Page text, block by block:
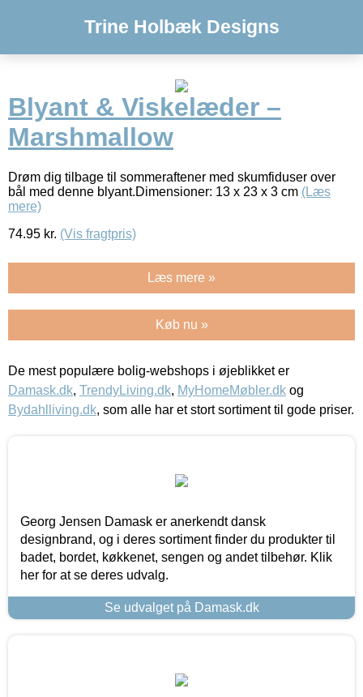
Trine Holbæk Designs
Blyant & Viskelæder –
Marshmallow
Drøm dig tilbage til sommeraftener med skumfiduser over
bål med denne blyant.Dimensioner: 13 x 23 x 3 cm (Læs
mere)
74.95 kr. (Vis fragtpris)
Læs mere »
Køb nu »
De mest populære bolig-webshops i øjeblikket er
Damask.dk, TrendyLiving.dk, MyHomeMøbler.dk og
Bydahlliving.dk, som alle har et stort sortiment til gode priser.
Georg Jensen Damask er anerkendt dansk
designbrand, og i deres sortiment finder du produkter til
badet, bordet, køkkenet, sengen og andet tilbehør. Klik
her for at se deres udvalg.
Se udvalget på Damask.dk